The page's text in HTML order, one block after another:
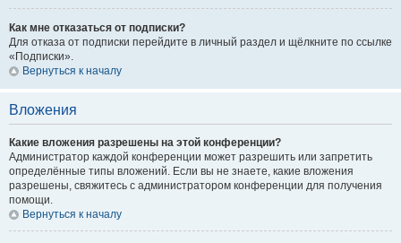
Как мне отказаться от подписки?
Для отказа от подписки перейдите в личный раздел и щёлкните по ссылке
«Подписки».
Вернуться к началу
Вложения
Какие вложения разрешены на этой конференции?
Администратор каждой конференции может разрешить или запретить
определённые типы вложений. Если вы не знаете, какие вложения
разрешены, свяжитесь с администратором конференции для получения
помощи.
Вернуться к началу